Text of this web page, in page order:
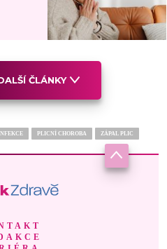
ČLÁNKY
INFEKCE PLICNÍ CHOROBA ZÁPAL PLIC